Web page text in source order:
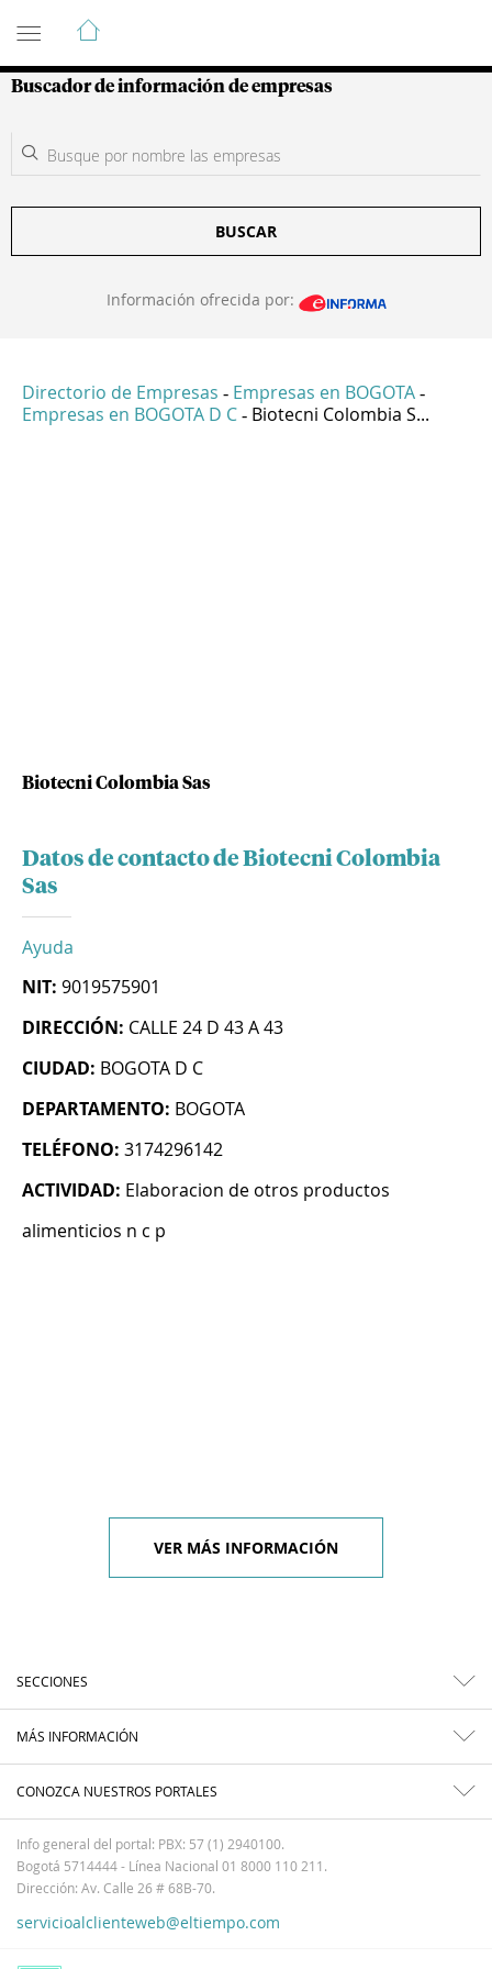
Guía de Empresas Colombianas
Buscador de información de empresas
BUSCAR
Información ofrecida por:
Directorio de Empresas - Empresas en BOGOTA -
Empresas en BOGOTA D C - Biotecni Colombia S...
Biotecni Colombia Sas
Datos de contacto de Biotecni Colombia
Sas
Ayuda
NIT: 9019575901
DIRECCIÓN: CALLE 24 D 43 A 43
CIUDAD: BOGOTA D C
DEPARTAMENTO: BOGOTA
TELÉFONO: 3174296142
ACTIVIDAD: Elaboracion de otros productos
alimenticios n c p
VER MÁS INFORMACIÓN
SECCIONES
MÁS INFORMACIÓN
CONOZCA NUESTROS PORTALES
Info general del portal: PBX: 57 (1) 2940100.
Bogotá 5714444 - Línea Nacional 01 8000 110 211.
Dirección: Av. Calle 26 # 68B-70.
servicioalclienteweb@eltiempo.com